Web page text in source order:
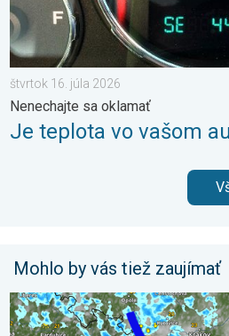
štvrtok 16. júla 2026
Nenechajte sa oklamať
Je teplota vo vašom
Mohlo by vás tiež zaujímať
Po krátkom oteplení krátke